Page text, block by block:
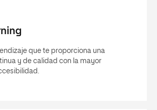
que te proporciona una
y de calidad con la mayor